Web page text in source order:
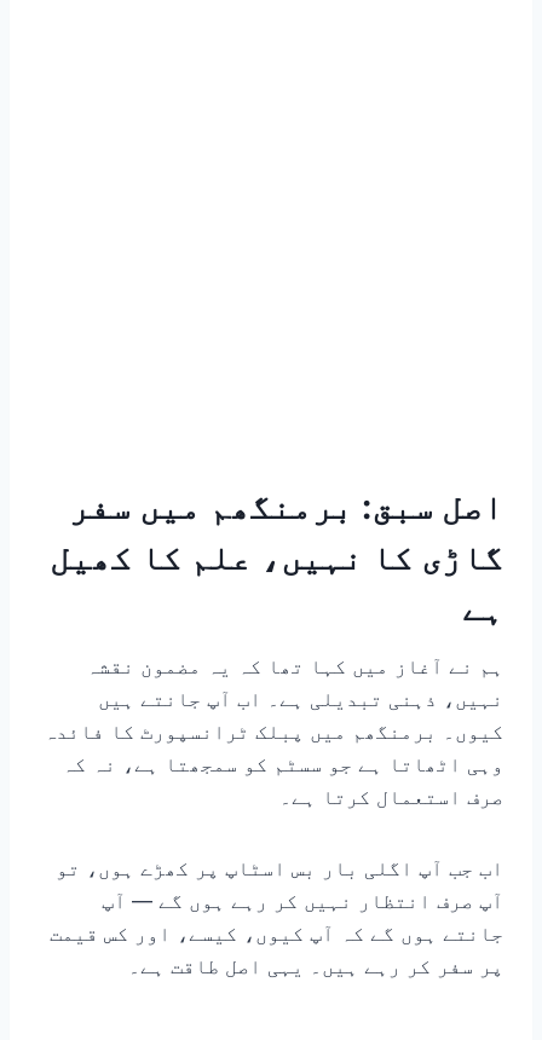
اصل سبق: برمنگھم میں سفر
گاڑی کا نہیں، علم کا کھیل
ہے
ہم نے آغاز میں کہا تھا کہ یہ مضمون نقشہ
نہیں، ذہنی تبدیلی ہے۔ اب آپ جانتے ہیں
کیوں۔ برمنگھم میں پبلک ٹرانسپورٹ کا فائدہ
وہی اٹھاتا ہے جو سسٹم کو سمجھتا ہے، نہ کہ
صرف استعمال کرتا ہے۔
اب جب آپ اگلی بار بس اسٹاپ پر کھڑے ہوں، تو
آپ صرف انتظار نہیں کر رہے ہوں گے — آپ
جانتے ہوں گے کہ آپ کیوں، کیسے، اور کس قیمت
پر سفر کر رہے ہیں۔ یہی اصل طاقت ہے۔